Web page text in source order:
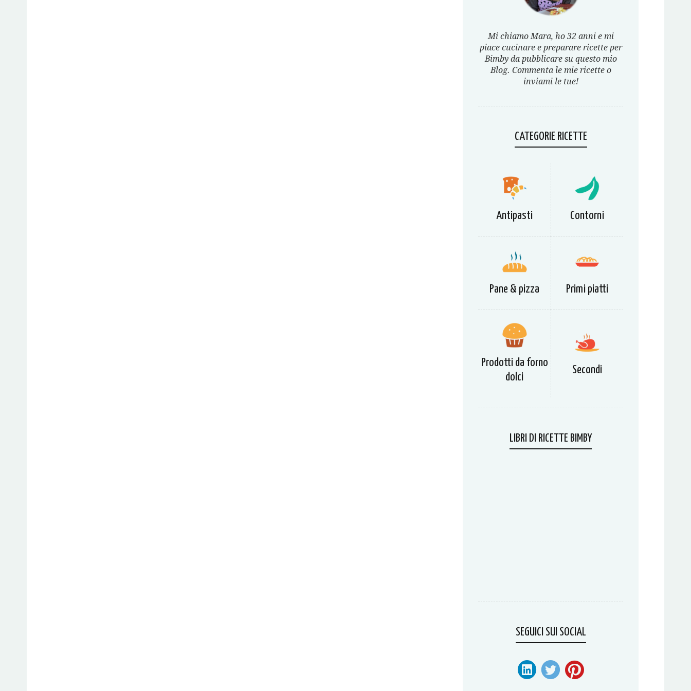
Mi chiamo Mara, ho 32 anni e mi
piace cucinare e preparare ricette per
Bimby da pubblicare su questo mio
Blog. Commenta le mie ricette o
inviami le tue!
CATEGORIE RICETTE
Antipasti Contorni
Pane & pizza Primi piatti
Prodotti da forno
dolci
Secondi
LIBRI DI RICETTE BIMBY
SEGUICI SUI SOCIAL